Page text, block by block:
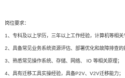
岗位要求：
1、专科及以上学历，三年以上工作经验，计算机等相关
2、具备常见业务系统资源评估、部署优化和故障排查的
3、熟悉常见操作系统、存储、网络、 IO 等相关原理；
4、具有迁移工具实操经验，具备P2V、V2V迁移能力；